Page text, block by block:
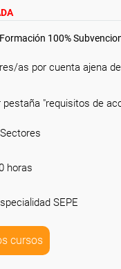
100%
as por cuenta ajena
"requisitos de
horas
SEPE
cursos